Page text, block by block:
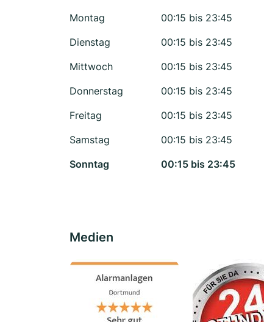
Montag
00:15 bis 23:45
Dienstag
00:15 bis 23:45
Mittwoch
00:15 bis 23:45
Donnerstag
00:15 bis 23:45
Freitag
00:15 bis 23:45
Samstag
00:15 bis 23:45
Sonntag
00:15 bis 23:45
Medien